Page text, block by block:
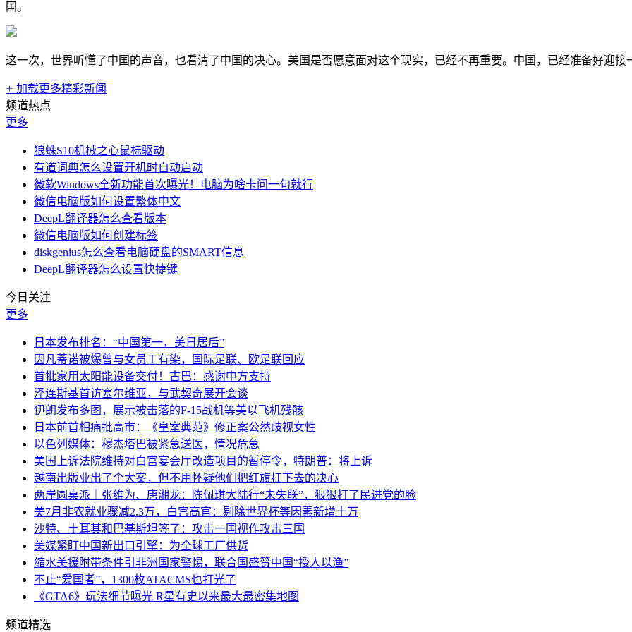
国。
这一次，世界听懂了中国的声音，也看清了中国的决心。美国是否愿意面对这个现实，已经不再重要。中国，已经准备好迎接
+ 加载更多精彩新闻
频道热点
更多
狼蛛S10机械之心鼠标驱动
有道词典怎么设置开机时自动启动
微软Windows全新功能首次曝光！电脑为啥卡问一句就行
微信电脑版如何设置繁体中文
DeepL翻译器怎么查看版本
微信电脑版如何创建标签
diskgenius怎么查看电脑硬盘的SMART信息
DeepL翻译器怎么设置快捷键
今日关注
更多
日本发布排名：“中国第一，美日居后”
因凡蒂诺被爆曾与女员工有染，国际足联、欧足联回应
首批家用太阳能设备交付！古巴：感谢中方支持
泽连斯基首访塞尔维亚，与武契奇展开会谈
伊朗发布多图，展示被击落的F-15战机等美以飞机残骸
日本前首相痛批高市：《皇室典范》修正案公然歧视女性
以色列媒体：穆杰塔巴被紧急送医，情况危急
美国上诉法院维持对白宫宴会厅改造项目的暂停令，特朗普：将上诉
越南出版业出了个大案，但不用怀疑他们把红旗扛下去的决心
两岸圆桌派｜张维为、唐湘龙：陈佩琪大陆行“未失联”，狠狠打了民进党的脸
美7月非农就业骤减2.3万，白宫高官：剔除世界杯等因素新增十万
沙特、土耳其和巴基斯坦签了：攻击一国视作攻击三国
美媒紧盯中国新出口引擎：为全球工厂供货
缩水美援附带条件引非洲国家警惕，联合国盛赞中国“授人以渔”
不止“爱国者”，1300枚ATACMS也打光了
《GTA6》玩法细节曝光 R星有史以来最大最密集地图
频道精选